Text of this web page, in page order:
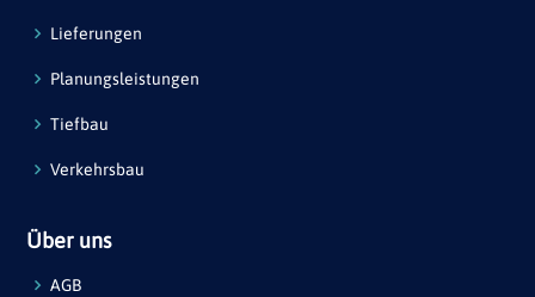
Lieferungen
Planungsleistungen
Tiefbau
Verkehrsbau
Über uns
AGB